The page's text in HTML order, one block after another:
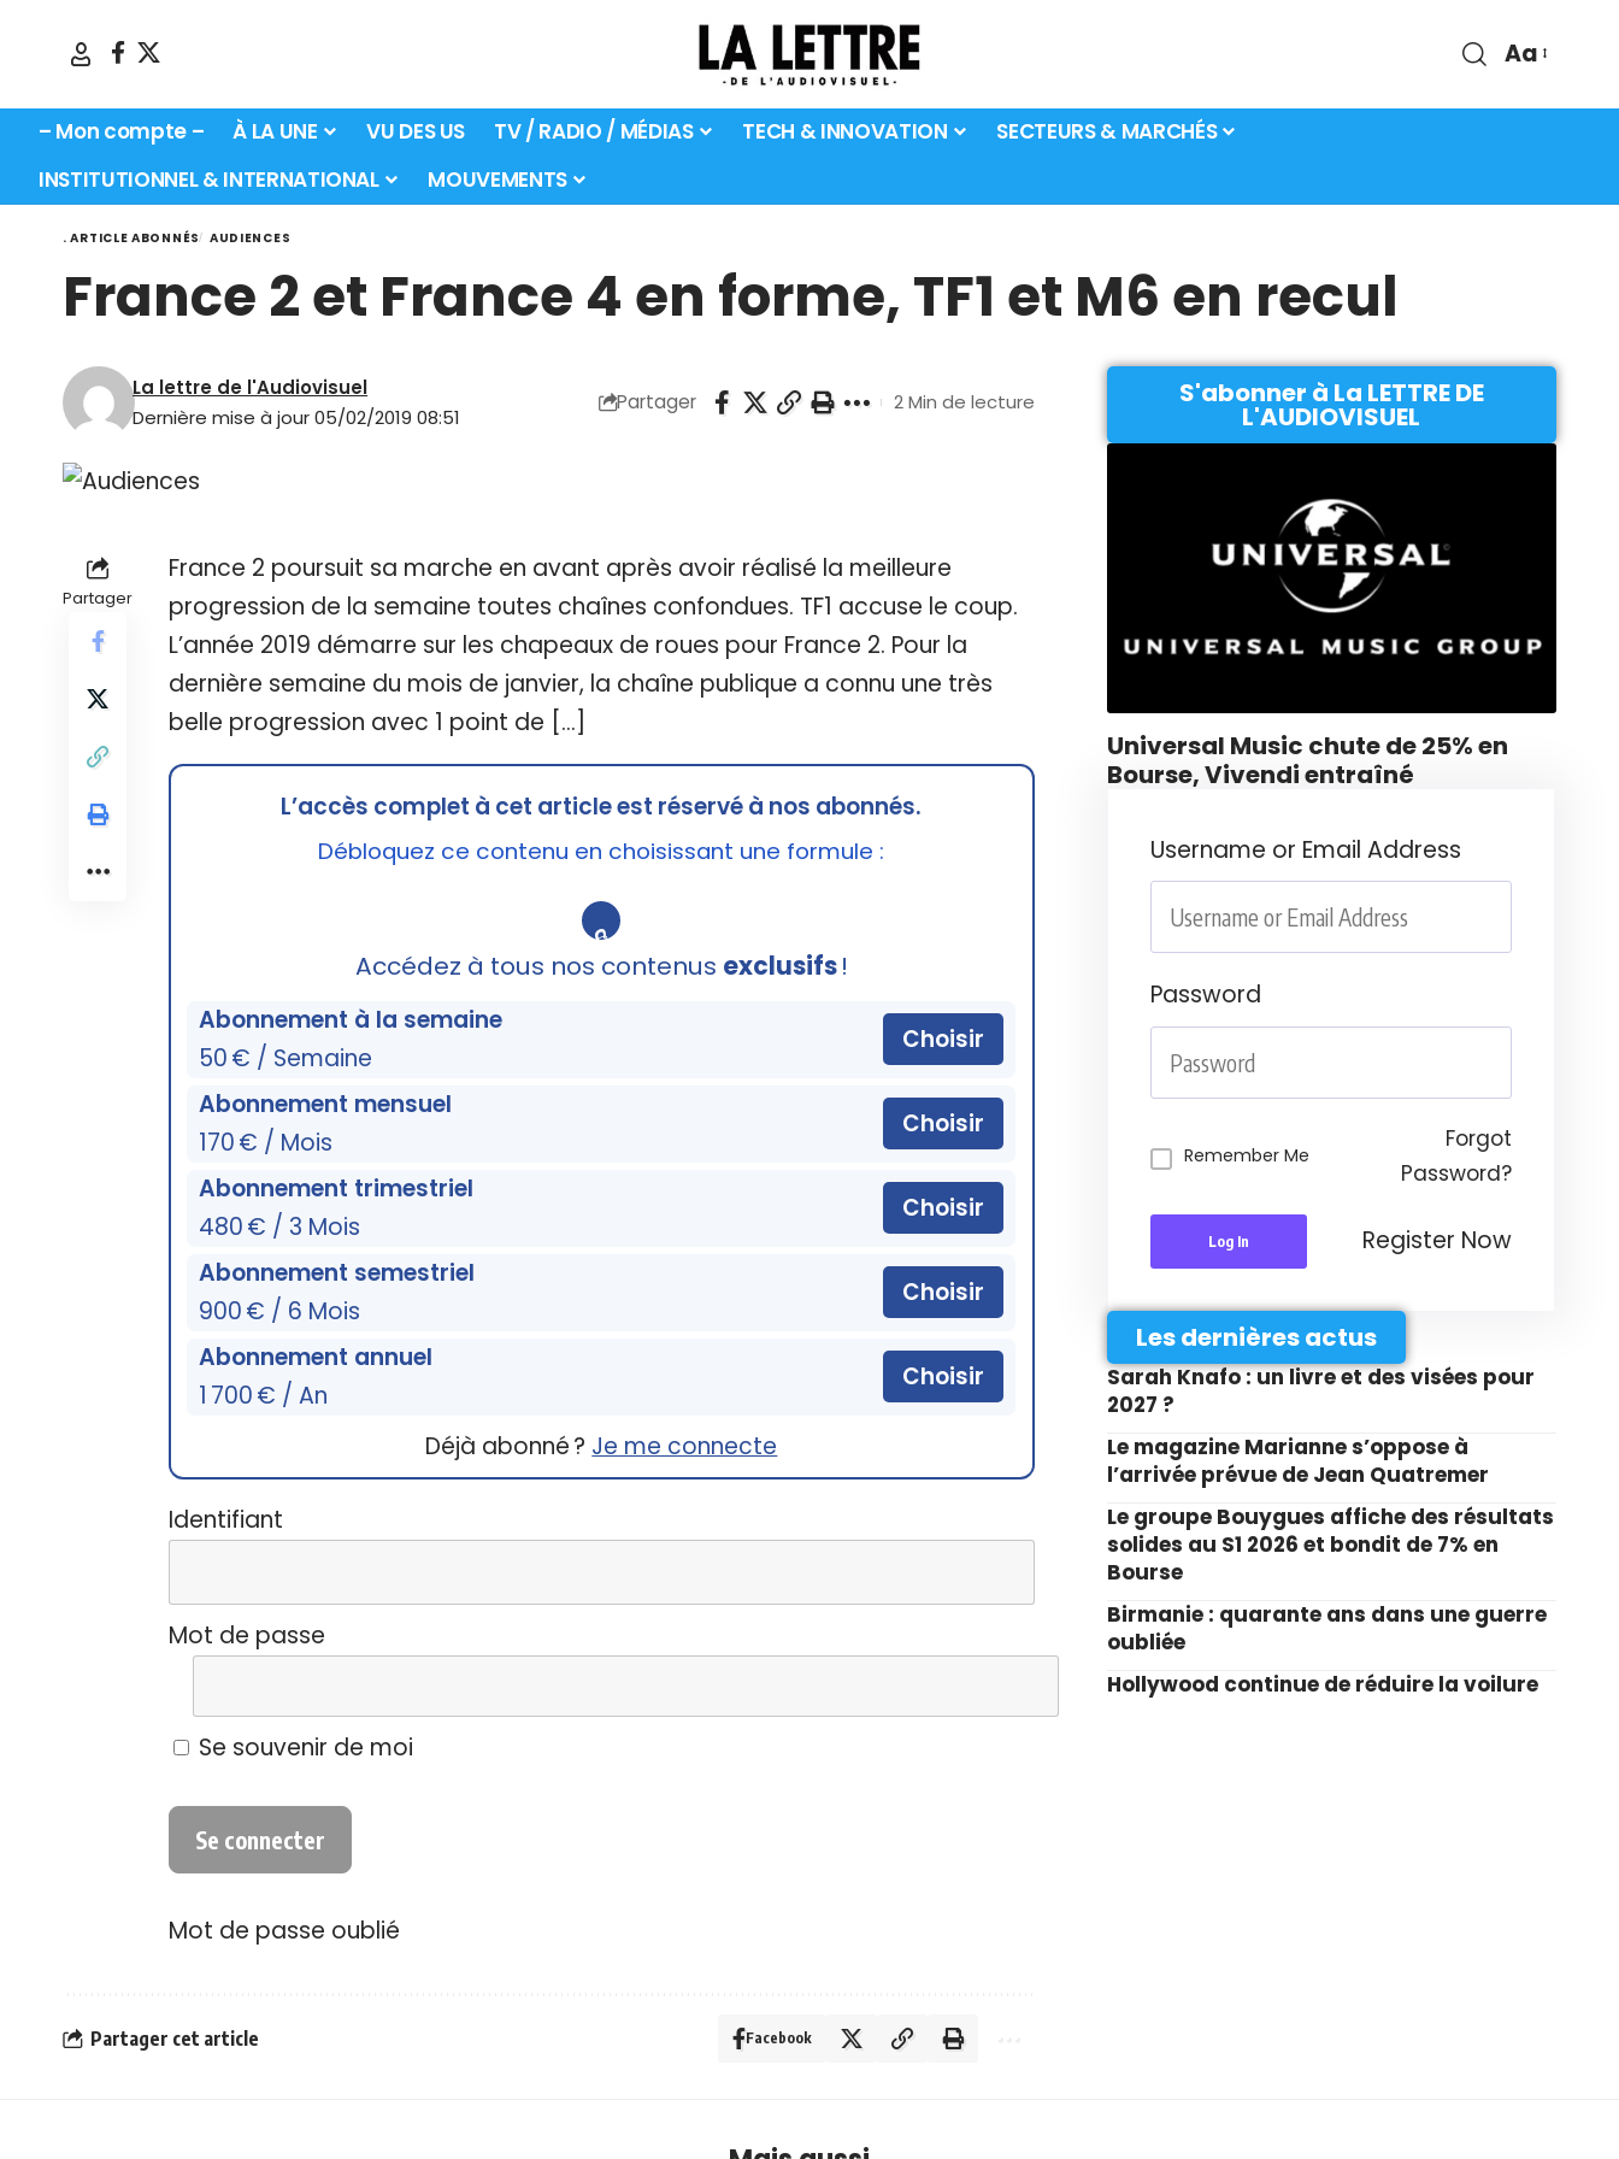
Aa
– Mon compte – À LA UNE VU DES US TV / RADIO / MÉDIAS TECH & INNOVATION
SECTEURS & MARCHÉS
INSTITUTIONNEL & INTERNATIONAL
MOUVEMENTS
. ARTICLE ABONNÉS AUDIENCES
France 2 et France 4 en forme, TF1 et M6 en recul
Dernière mise à jour 05/02/2019 08:51
La lettre de l'Audiovisuel
Partager 2 Min de lecture
Partager
France 2 poursuit sa marche en avant après avoir réalisé la meilleure
progression de la semaine toutes chaînes confondues. TF1 accuse le coup.
L’année 2019 démarre sur les chapeaux de roues pour France 2. Pour la
dernière semaine du mois de janvier, la chaîne publique a connu une très
belle progression avec 1 point de […]
L’accès complet à cet article est réservé à nos abonnés.
Débloquez ce contenu en choisissant une formule :
🔒
Accédez à tous nos contenus exclusifs!
Abonnement à la semaine
50 € / Semaine
Choisir
Abonnement mensuel
170 € / Mois
Choisir
Abonnement trimestriel
480 € / 3 Mois
Choisir
Abonnement semestriel
900 € / 6 Mois
Choisir
Abonnement annuel
1 700 € / An
Choisir
Déjà abonné ? Je me connecte
Identifiant
Mot de passe
Se souvenir de moi
Mot de passe oublié
Partager cet article Facebook
S'abonner à La LETTRE DE
L'AUDIOVISUEL
Universal Music chute de 25% en
Bourse, Vivendi entraîné
Username or Email Address
Password
Remember Me
Forgot
Password?
Log In Register Now
Les dernières actus
Sarah Knafo : un livre et des visées pour
2027 ?
Le magazine Marianne s’oppose à
l’arrivée prévue de Jean Quatremer
Le groupe Bouygues affiche des résultats
solides au S1 2026 et bondit de 7% en
Bourse
Birmanie : quarante ans dans une guerre
oubliée
Hollywood continue de réduire la voilure